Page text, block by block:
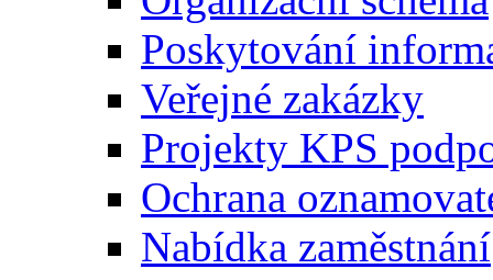
Poskytování
Veřejné zakázky
Projekty KPS
Ochrana
Nabídka zaměstnání